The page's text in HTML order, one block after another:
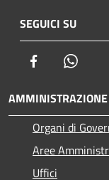
SEGUICI SU
Facebook
AMMINISTRAZIONE
Organi di
Aree
Uffici